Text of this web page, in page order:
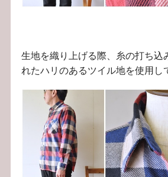
生地を織り上げる際、糸の打ち込
れたハリのあるツイル地を使用し